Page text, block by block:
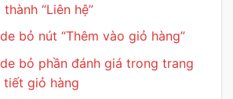
thành “Liên hệ”
bỏ nút “Thêm vào giỏ hàng”
bỏ phần đánh giá trong trang
tiết giỏ hàng